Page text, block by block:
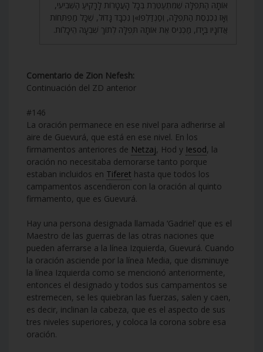
אוֹתָהּ הַתְּפִלָּה שֶׁמִּתְעַטֶּרֶת בְּכָל הָעֲטָרוֹת לָרָקִיעַ הַשְּׁבִיעִי,
וְאָז נִכְנֶסֶת הַתְּפִלָּה, וְסַנְדַּלְפוֹ»ן נִכְבָּד גָּדוֹל, שֶׁכָּל מַפְתְּחוֹת
אֲדוֹנָיו בְּיָדוֹ, מַכְנִיס אֶת אוֹתָהּ תְּפִלָּה לְתוֹךְ שִׁבְעָה הֵיכָלוֹת.
Comentario de Zion Nefesh:
Continuación del ZD anterior
#146
La oración permanece en ese nivel para adherirse al
aire de Guevurá, que está en ese nivel. En los
firmamentos anteriores de Netzaj, Hod y Iesod, la
oración no necesitaba demorarse tanto porque
estaban incluidos en Tiferet hasta que todos los
campamentos ascendieron con la oración al quinto
firmamento, que es Guevurá.
Hay una persona designada llamada ‘Gadriel’ que es el
Maestro de las guerras de las otras naciones que
pueden aferrarse a la línea Izquierda, Guevurá. Cuando
la oración asciende por la línea Media, que disminuye
la línea Izquierda como se mencionó anteriormente,
entonces el designado y todos sus campamentos se
estremecen, se les quiebran las fuerzas, salen y caen,
es decir, inclinan la cabeza, que es el aspecto de sus
tres niveles superiores, y coloca la corona sobre esa
oración.